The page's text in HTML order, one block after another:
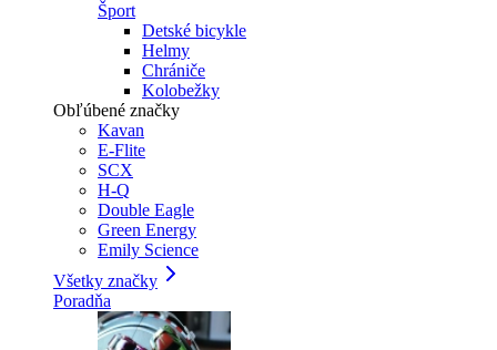
Šport
Detské bicykle
Helmy
Chrániče
Kolobežky
Obľúbené značky
Kavan
E-Flite
SCX
H-Q
Double Eagle
Green Energy
Emily Science
Všetky značky
Poradňa